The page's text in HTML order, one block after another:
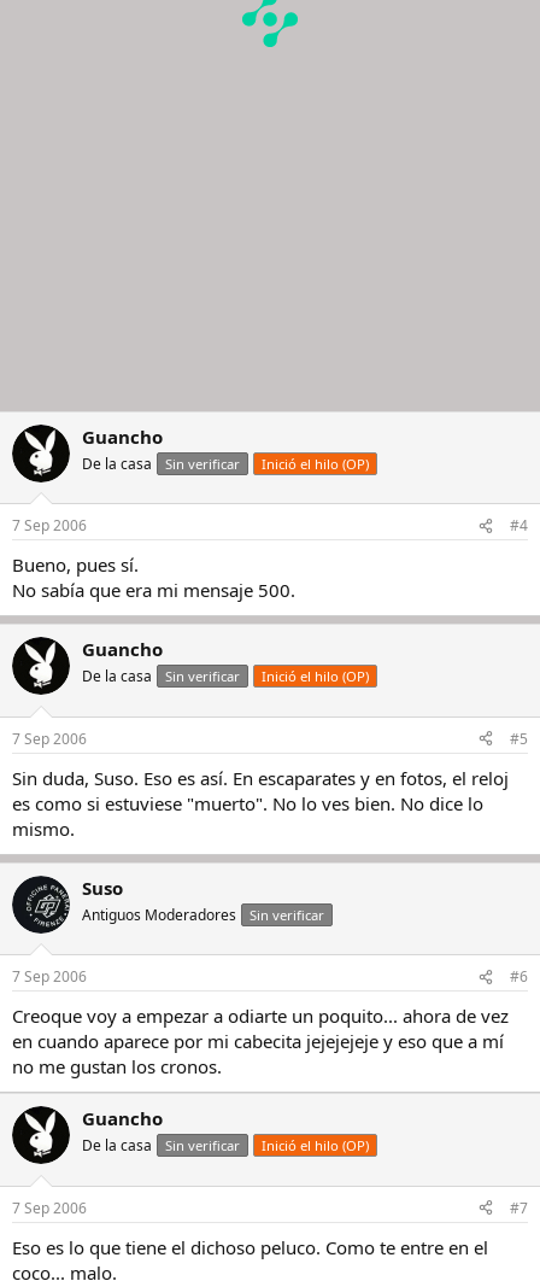
Guancho
De la casa Sin verificar Inició el hilo (OP)
7 Sep 2006 #4
Bueno, pues sí.
No sabía que era mi mensaje 500.
Guancho
De la casa Sin verificar Inició el hilo (OP)
7 Sep 2006 #5
Sin duda, Suso. Eso es así. En escaparates y en fotos, el reloj
es como si estuviese "muerto". No lo ves bien. No dice lo
mismo.
Suso
Antiguos Moderadores Sin verificar
7 Sep 2006 #6
Creoque voy a empezar a odiarte un poquito... ahora de vez
en cuando aparece por mi cabecita jejejejeje y eso que a mí
no me gustan los cronos.
Guancho
De la casa Sin verificar Inició el hilo (OP)
7 Sep 2006 #7
Eso es lo que tiene el dichoso peluco. Como te entre en el
coco... malo.